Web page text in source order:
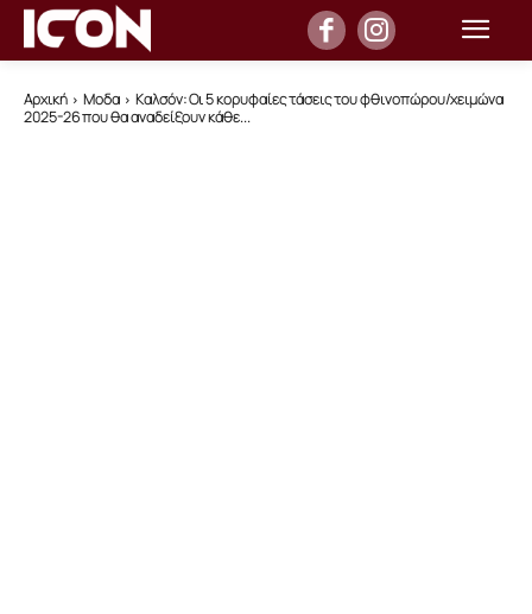
Αρχική Μοδα
Καλσόν: Οι 5 κορυφαίες τάσεις του φθινοπώρου/χειμώνα
2025-26 που θα αναδείξουν κάθε...